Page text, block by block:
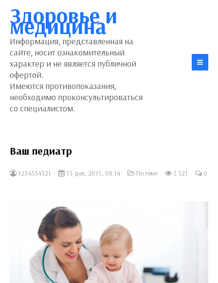
Здоровье и
медицина
Информация, представленная на
сайте, носит ознакомительный
характер и не является публичной
офертой.
Имеются противопоказания,
необходимо проконсультироваться
со специалистом.
Ваш педиатр
1234554321 15-дек, 2015, 08:14 По теме 3 521 0